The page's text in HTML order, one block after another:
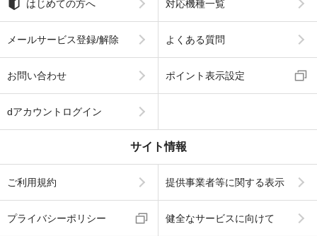
はじめての方へ 対応機種一覧
メールサービス登録/解除 よくある質問
お問い合わせ ポイント表示設定
dアカウントログイン
サイト情報
ご利用規約 提供事業者等に関する表示
プライバシーポリシー 健全なサービスに向けて